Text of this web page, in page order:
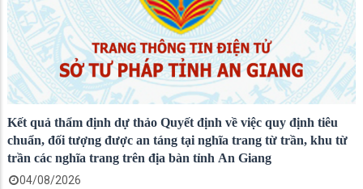
Kết quả thẩm định dự thảo Quyết định về việc quy định tiêu
chuẩn, đối tượng được an táng tại nghĩa trang từ trần, khu từ
trần các nghĩa trang trên địa bàn tỉnh An Giang
04/08/2026